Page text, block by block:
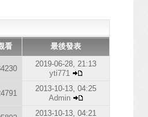
看 最後發表
2019-06-28, 21:13
yti771
2013-10-13, 04:25
Admin
2013-10-13, 04:21